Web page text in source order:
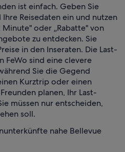
ist einfach. Geben Sie
Reisedaten ein und nutzen
Minute" oder „Rabatte" von
zu entdecken. Sie
in den Inseraten. Die Last-
sind eine clevere
Sie die Gegend
Kurztrip oder einen
planen, Ihr Last-
müssen nur entscheiden,
soll.
nahe Bellevue